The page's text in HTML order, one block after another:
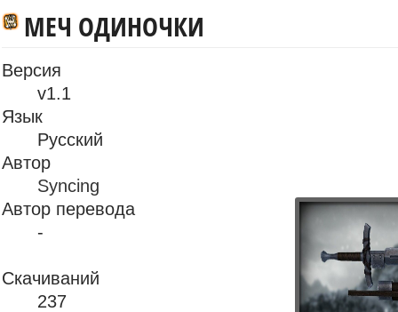
МЕЧ ОДИНОЧКИ
Версия
v1.1
Язык
Русский
Автор
Syncing
Автор перевода
-
Скачиваний
237